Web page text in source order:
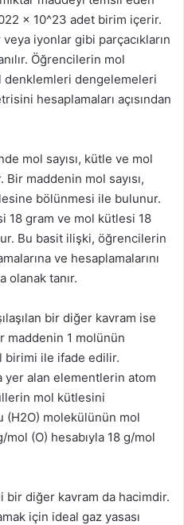
x 10^23 adet birim içerir.
iyonlar gibi parçacıkların
Öğrencilerin mol
denklemleri dengelemeleri
hesaplamaları açısından
mol sayısı, kütle ve mol
maddenin mol sayısı,
bölünmesi ile bulunur.
18 gram ve mol kütlesi 18
Bu basit ilişki, öğrencilerin
ve hesaplamalarını
olanak tanır.
bir diğer kavram ise
maddenin 1 molünün
birimi ile ifade edilir.
alan elementlerin atom
mol kütlesini
(H2O) molekülünün mol
(O) hesabıyla 18 g/mol
bir diğer kavram da hacimdir.
için ideal gaz yasası